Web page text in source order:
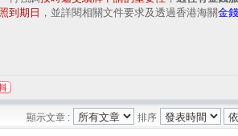
到期日 ，並詳閱相關文件要求及透過香港海關金
顯示文章 : 排序